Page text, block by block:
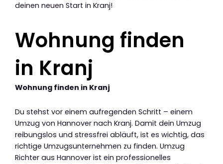
deinen neuen Start in Kranj!
Wohnung finden
in Kranj
Wohnung finden in Kranj
Du stehst vor einem aufregenden Schritt – einem
Umzug von Hannover nach Kranj. Damit dein Umzug
reibungslos und stressfrei abläuft, ist es wichtig, das
richtige Umzugsunternehmen zu finden. Umzug
Richter aus Hannover ist ein professionelles